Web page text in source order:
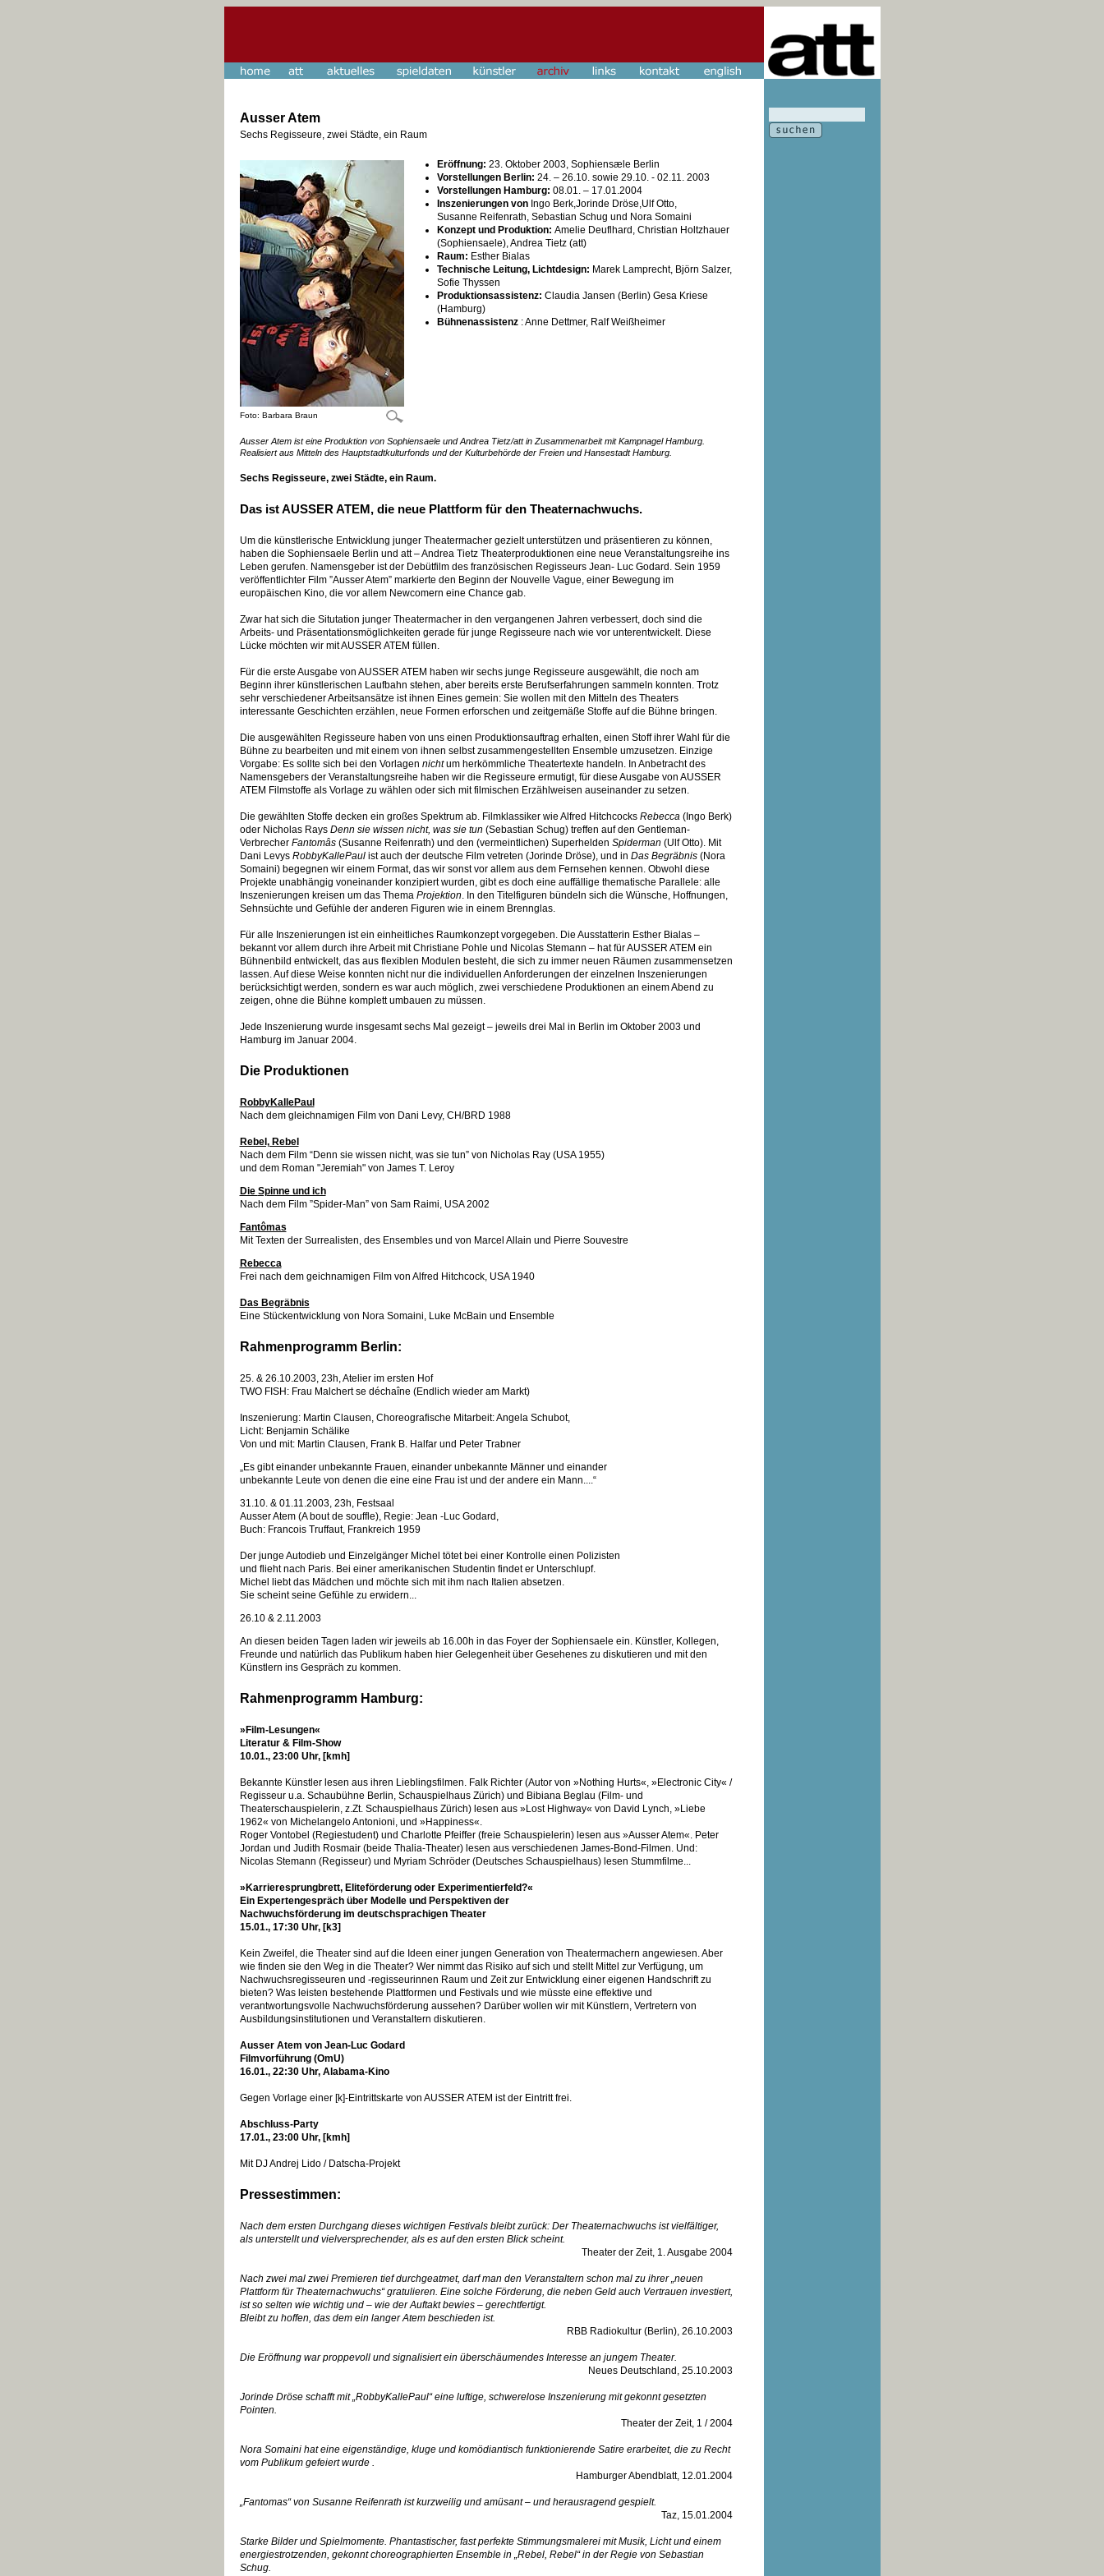
Ausser Atem
Sechs Regisseure, zwei Städte, ein Raum
Foto: Barbara Braun
Eröffnung: 23. Oktober 2003, Sophiensæle Berlin
Vorstellungen Berlin: 24. – 26.10. sowie 29.10. - 02.11. 2003
Vorstellungen Hamburg: 08.01. – 17.01.2004
Inszenierungen von Ingo Berk,Jorinde Dröse,Ulf Otto,
Susanne Reifenrath, Sebastian Schug und Nora Somaini
Konzept und Produktion: Amelie Deuflhard, Christian Holtzhauer
(Sophiensaele), Andrea Tietz (att)
Raum: Esther Bialas
Technische Leitung, Lichtdesign: Marek Lamprecht, Björn Salzer,
Sofie Thyssen
Produktionsassistenz: Claudia Jansen (Berlin) Gesa Kriese
(Hamburg)
Bühnenassistenz: Anne Dettmer, Ralf Weißheimer
Ausser Atem ist eine Produktion von Sophiensaele und Andrea Tietz/att in Zusammenarbeit mit Kampnagel Hamburg.
Realisiert aus Mitteln des Hauptstadtkulturfonds und der Kulturbehörde der Freien und Hansestadt Hamburg.
Sechs Regisseure, zwei Städte, ein Raum.
Das ist AUSSER ATEM, die neue Plattform für den Theaternachwuchs.
Um die künstlerische Entwicklung junger Theatermacher gezielt unterstützen und präsentieren zu können,
haben die Sophiensaele Berlin und att – Andrea Tietz Theaterproduktionen eine neue Veranstaltungsreihe ins
Leben gerufen. Namensgeber ist der Debütfilm des französischen Regisseurs Jean- Luc Godard. Sein 1959
veröffentlichter Film ”Ausser Atem” markierte den Beginn der Nouvelle Vague, einer Bewegung im
europäischen Kino, die vor allem Newcomern eine Chance gab.
Zwar hat sich die Situtation junger Theatermacher in den vergangenen Jahren verbessert, doch sind die
Arbeits- und Präsentationsmöglichkeiten gerade für junge Regisseure nach wie vor unterentwickelt. Diese
Lücke möchten wir mit AUSSER ATEM füllen.
Für die erste Ausgabe von AUSSER ATEM haben wir sechs junge Regisseure ausgewählt, die noch am
Beginn ihrer künstlerischen Laufbahn stehen, aber bereits erste Berufserfahrungen sammeln konnten. Trotz
sehr verschiedener Arbeitsansätze ist ihnen Eines gemein: Sie wollen mit den Mitteln des Theaters
interessante Geschichten erzählen, neue Formen erforschen und zeitgemäße Stoffe auf die Bühne bringen.
Die ausgewählten Regisseure haben von uns einen Produktionsauftrag erhalten, einen Stoff ihrer Wahl für die
Bühne zu bearbeiten und mit einem von ihnen selbst zusammengestellten Ensemble umzusetzen. Einzige
Vorgabe: Es sollte sich bei den Vorlagen nichtum herkömmliche Theatertexte handeln. In Anbetracht des
Namensgebers der Veranstaltungsreihe haben wir die Regisseure ermutigt, für diese Ausgabe von AUSSER
ATEM Filmstoffe als Vorlage zu wählen oder sich mit filmischen Erzählweisen auseinander zu setzen.
Die gewählten Stoffe decken ein großes Spektrum ab. Filmklassiker wie Alfred Hitchcocks Rebecca(Ingo Berk)
oder Nicholas Rays Denn sie wissen nicht, was sie tun (Sebastian Schug) treffen auf den Gentleman-
Verbrecher Fantomâs(Susanne Reifenrath) und den (vermeintlichen) Superhelden Spiderman (Ulf Otto). Mit
Dani Levys RobbyKallePaulist auch der deutsche Film vetreten (Jorinde Dröse), und in Das Begräbnis(Nora
Somaini) begegnen wir einem Format, das wir sonst vor allem aus dem Fernsehen kennen. Obwohl diese
Projekte unabhängig voneinander konzipiert wurden, gibt es doch eine auffällige thematische Parallele: alle
Inszenierungen kreisen um das Thema Projektion. In den Titelfiguren bündeln sich die Wünsche, Hoffnungen,
Sehnsüchte und Gefühle der anderen Figuren wie in einem Brennglas.
Für alle Inszenierungen ist ein einheitliches Raumkonzept vorgegeben. Die Ausstatterin Esther Bialas –
bekannt vor allem durch ihre Arbeit mit Christiane Pohle und Nicolas Stemann – hat für AUSSER ATEM ein
Bühnenbild entwickelt, das aus flexiblen Modulen besteht, die sich zu immer neuen Räumen zusammensetzen
lassen. Auf diese Weise konnten nicht nur die individuellen Anforderungen der einzelnen Inszenierungen
berücksichtigt werden, sondern es war auch möglich, zwei verschiedene Produktionen an einem Abend zu
zeigen, ohne die Bühne komplett umbauen zu müssen.
Jede Inszenierung wurde insgesamt sechs Mal gezeigt – jeweils drei Mal in Berlin im Oktober 2003 und
Hamburg im Januar 2004.
Die Produktionen
RobbyKallePaul
Nach dem gleichnamigen Film von Dani Levy, CH/BRD 1988
Rebel, Rebel
Nach dem Film “Denn sie wissen nicht, was sie tun” von Nicholas Ray (USA 1955)
und dem Roman "Jeremiah" von James T. Leroy
Die Spinne und ich
Nach dem Film ”Spider-Man” von Sam Raimi, USA 2002
Fantômas
Mit Texten der Surrealisten, des Ensembles und von Marcel Allain und Pierre Souvestre
Rebecca
Frei nach dem geichnamigen Film von Alfred Hitchcock, USA 1940
Das Begräbnis
Eine Stückentwicklung von Nora Somaini, Luke McBain und Ensemble
Rahmenprogramm Berlin:
25. & 26.10.2003, 23h, Atelier im ersten Hof
TWO FISH: Frau Malchert se déchaîne (Endlich wieder am Markt)
Inszenierung: Martin Clausen, Choreografische Mitarbeit: Angela Schubot,
Licht: Benjamin Schälike
Von und mit: Martin Clausen, Frank B. Halfar und Peter Trabner
„Es gibt einander unbekannte Frauen, einander unbekannte Männer und einander
unbekannte Leute von denen die eine eine Frau ist und der andere ein Mann....“
31.10. & 01.11.2003, 23h, Festsaal
Ausser Atem (A bout de souffle), Regie: Jean -Luc Godard,
Buch: Francois Truffaut, Frankreich 1959
Der junge Autodieb und Einzelgänger Michel tötet bei einer Kontrolle einen Polizisten
und flieht nach Paris. Bei einer amerikanischen Studentin findet er Unterschlupf.
Michel liebt das Mädchen und möchte sich mit ihm nach Italien absetzen.
Sie scheint seine Gefühle zu erwidern...
26.10 & 2.11.2003
An diesen beiden Tagen laden wir jeweils ab 16.00h in das Foyer der Sophiensaele ein. Künstler, Kollegen,
Freunde und natürlich das Publikum haben hier Gelegenheit über Gesehenes zu diskutieren und mit den
Künstlern ins Gespräch zu kommen.
Rahmenprogramm Hamburg:
»Film-Lesungen«
Literatur & Film-Show
10.01., 23:00 Uhr, [kmh]
Bekannte Künstler lesen aus ihren Lieblingsfilmen. Falk Richter (Autor von »Nothing Hurts«, »Electronic City« /
Regisseur u.a. Schaubühne Berlin, Schauspielhaus Zürich) und Bibiana Beglau (Film- und
Theaterschauspielerin, z.Zt. Schauspielhaus Zürich) lesen aus »Lost Highway« von David Lynch, »Liebe
1962« von Michelangelo Antonioni, und »Happiness«.
Roger Vontobel (Regiestudent) und Charlotte Pfeiffer (freie Schauspielerin) lesen aus »Ausser Atem«. Peter
Jordan und Judith Rosmair (beide Thalia-Theater) lesen aus verschiedenen James-Bond-Filmen. Und:
Nicolas Stemann (Regisseur) und Myriam Schröder (Deutsches Schauspielhaus) lesen Stummfilme...
»Karrieresprungbrett, Eliteförderung oder Experimentierfeld?«
Ein Expertengespräch über Modelle und Perspektiven der
Nachwuchsförderung im deutschsprachigen Theater
15.01., 17:30 Uhr, [k3]
Kein Zweifel, die Theater sind auf die Ideen einer jungen Generation von Theatermachern angewiesen. Aber
wie finden sie den Weg in die Theater? Wer nimmt das Risiko auf sich und stellt Mittel zur Verfügung, um
Nachwuchsregisseuren und -regisseurinnen Raum und Zeit zur Entwicklung einer eigenen Handschrift zu
bieten? Was leisten bestehende Plattformen und Festivals und wie müsste eine effektive und
verantwortungsvolle Nachwuchsförderung aussehen? Darüber wollen wir mit Künstlern, Vertretern von
Ausbildungsinstitutionen und Veranstaltern diskutieren.
Ausser Atem von Jean-Luc Godard
Filmvorführung (OmU)
16.01., 22:30 Uhr, Alabama-Kino
Gegen Vorlage einer [k]-Eintrittskarte von AUSSER ATEM ist der Eintritt frei.
Abschluss-Party
17.01., 23:00 Uhr, [kmh]
Mit DJ Andrej Lido / Datscha-Projekt
Pressestimmen:
Nach dem ersten Durchgang dieses wichtigen Festivals bleibt zurück: Der Theaternachwuchs ist vielfältiger,
als unterstellt und vielversprechender, als es auf den ersten Blick scheint.
Theater der Zeit, 1. Ausgabe 2004
Nach zwei mal zwei Premieren tief durchgeatmet, darf man den Veranstaltern schon mal zu ihrer „neuen
Plattform für Theaternachwuchs“ gratulieren. Eine solche Förderung, die neben Geld auch Vertrauen investiert,
ist so selten wie wichtig und – wie der Auftakt bewies – gerechtfertigt.
Bleibt zu hoffen, das dem ein langer Atem beschieden ist.
RBB Radiokultur (Berlin), 26.10.2003
Die Eröffnung war proppevoll und signalisiert ein überschäumendes Interesse an jungem Theater.
Neues Deutschland, 25.10.2003
Jorinde Dröse schafft mit „RobbyKallePaul“ eine luftige, schwerelose Inszenierung mit gekonnt gesetzten
Pointen.
Theater der Zeit, 1 / 2004
Nora Somaini hat eine eigenständige, kluge und komödiantisch funktionierende Satire erarbeitet, die zu Recht
vom Publikum gefeiert wurde .
Hamburger Abendblatt, 12.01.2004
„Fantomas“ von Susanne Reifenrath ist kurzweilig und amüsant – und herausragend gespielt.
Taz, 15.01.2004
Starke Bilder und Spielmomente. Phantastischer, fast perfekte Stimmungsmalerei mit Musik, Licht und einem
energiestrotzenden, gekonnt choreographierten Ensemble in „Rebel, Rebel“ in der Regie von Sebastian
Schug.